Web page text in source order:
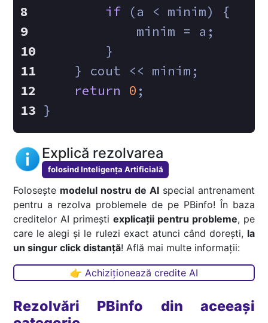
if (a < minim) {
            minim = a;
        }
    } cout << minim;
return
0 ;
}
Explică rezolvarea
folosind Inteligența Artificială
Folosește modelul nostru de AIspecial antrenament
pentru a rezolva problemele de pe PBinfo! În baza
creditelor AI primești explicații pentru probleme, pe
care le alegi și le rulezi exact atunci când dorești, la
un singur click distanță! Află mai multe informații:
👉 Achiziționează credite AI
Rezolvări PBinfo din aceeași